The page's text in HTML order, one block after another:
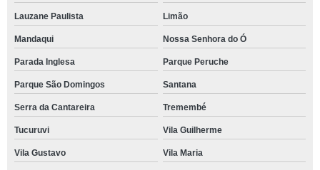
Lauzane Paulista Limão
Mandaqui Nossa Senhora do Ó
Parada Inglesa Parque Peruche
Parque São Domingos Santana
Serra da Cantareira Tremembé
Tucuruvi Vila Guilherme
Vila Gustavo Vila Maria